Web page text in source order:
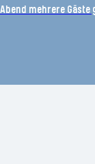
Abend mehrere Gäste